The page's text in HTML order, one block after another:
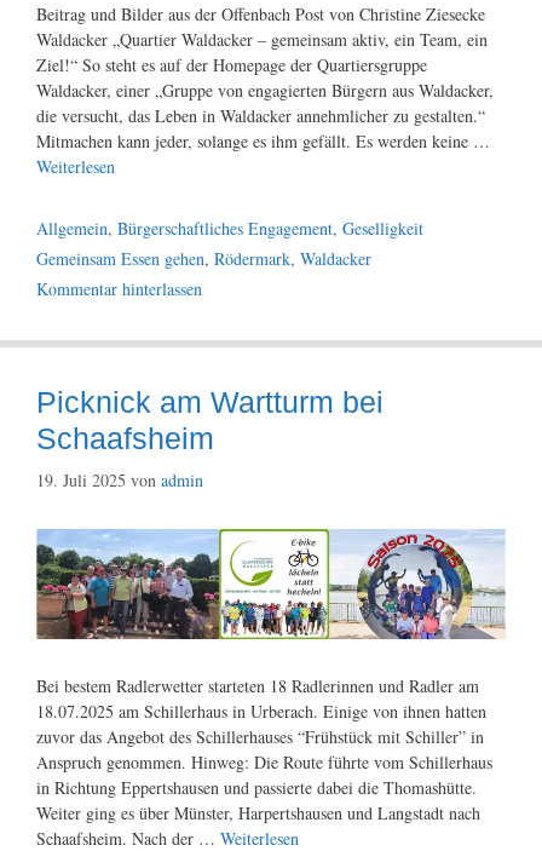
Beitrag und Bilder aus der Offenbach Post von Christine Ziesecke
Waldacker „Quartier Waldacker – gemeinsam aktiv, ein Team, ein
Ziel!“ So steht es auf der Homepage der Quartiersgruppe
Waldacker, einer „Gruppe von engagierten Bürgern aus Waldacker,
die versucht, das Leben in Waldacker annehmlicher zu gestalten.“
Mitmachen kann jeder, solange es ihm gefällt. Es werden keine …
Weiterlesen
Kategorien
Allgemein, Bürgerschaftliches Engagement, Geselligkeit
Schlagwörter
Gemeinsam Essen gehen, Rödermark, Waldacker
Kommentar hinterlassen
Picknick am Wartturm bei
Schaafsheim
19. Juli 2025 von admin
Bei bestem Radlerwetter starteten 18 Radlerinnen und Radler am
18.07.2025 am Schillerhaus in Urberach. Einige von ihnen hatten
zuvor das Angebot des Schillerhauses “Frühstück mit Schiller” in
Anspruch genommen. Hinweg: Die Route führte vom Schillerhaus
in Richtung Eppertshausen und passierte dabei die Thomashütte.
Weiter ging es über Münster, Harpertshausen und Langstadt nach
Schaafsheim. Nach der … Weiterlesen